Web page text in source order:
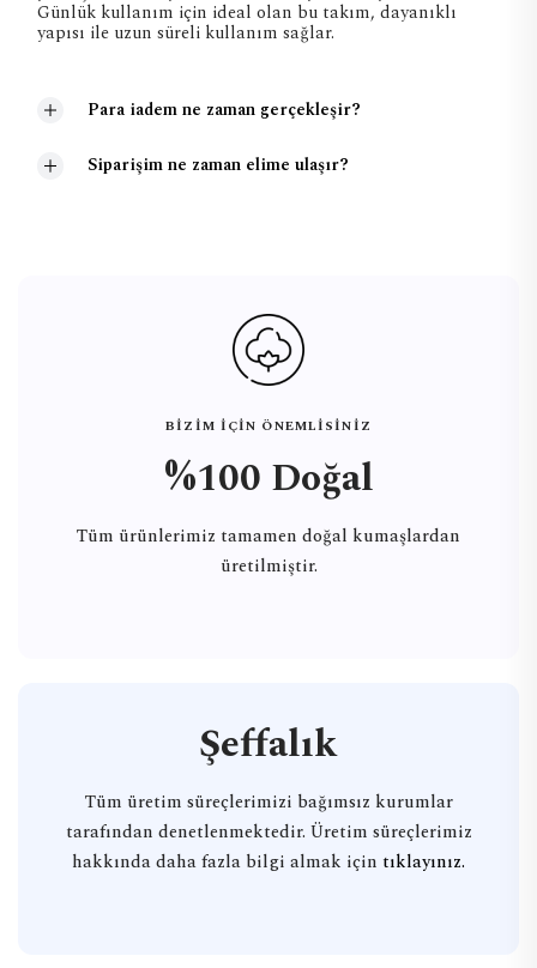
Günlük kullanım için ideal olan bu takım, dayanıklı
yapısı ile uzun süreli kullanım sağlar.
Para iadem ne zaman gerçekleşir?
Siparişim ne zaman elime ulaşır?
BİZİM İÇİN ÖNEMLİSİNİZ
%100 Doğal
Tüm ürünlerimiz tamamen doğal kumaşlardan
üretilmiştir.
Şeffalık
Tüm üretim süreçlerimizi bağımsız kurumlar
tarafından denetlenmektedir. Üretim süreçlerimiz
hakkında daha fazla bilgi almak için tıklayınız.